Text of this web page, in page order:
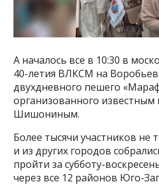
А началось все в 10:30 в
40-летия ВЛКСМ на
двухдневного пешего
организованного
Шишониным.
Более тысячи участников не
и из других городов
пройти за субботу-
через все 12 районов Юго-